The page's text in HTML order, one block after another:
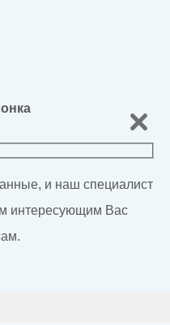
и наш специалист
интересующим Вас